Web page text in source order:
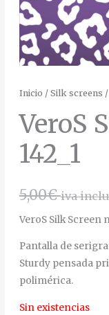
Inicio / Silk screens
VeroS
142_1
5,00€ iva
VeroS Silk Screen
Pantalla de
Sturdy pensada
polimérica.
Sin existencias